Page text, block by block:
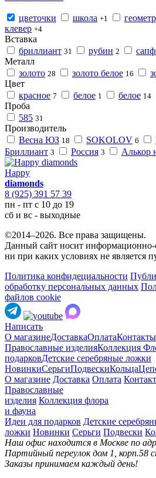
цветочки школа +1
клевер +4
Вставка
бриллиант 31 рубин 2
Металл
золото 28 золото белое 16
Цвет
красное 7 белое 1 белое 14
Проба
585 31
Производитель
Весна ЮЗ 18 SOKOLOV 6
Бриллиант 3 Россия 3 Алькор
Happy
diamonds
8 (925) 391 57 39
пн - пт с 10 до 19
сб и вс - выходные
©2014–2026. Все права защищены.
Данный сайт носит информационно-
ни при каких условиях не является
Политика конфидециальности
обработку персональных данных
файлов cookie
Написать
О магазинеДоставкаОплатаКонтакты
Православные изделияКоллекция
подарковДетские серебряные ложки
НовинкиСерьгиПодвескиКольца
О магазине Доставка Оплата
Православные
изделия Коллекция флора
и фауна
Идеи для подарков Детские
ложки Новинки Серьги Подвески
Наш офис находится в Москве по
Партийный переулок дом 1, корп.58
Заказы принимаем каждый день!